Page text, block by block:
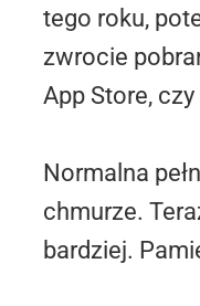
tego roku,
zwrocie
App Store,
Normalna
chmurze.
bardziej.